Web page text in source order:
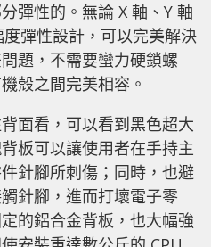
彈性的。無論 X 軸、Y 軸
彈性設計，可以完美解決
題，不需要蠻力硬鎖螺
殼之間完美相容。
面看，可以看到黑色超大
板可以讓使用者在手持主
針腳所刺傷；同時，也避
針腳，進而打壞電子零
的鋁合金背板，也大幅強